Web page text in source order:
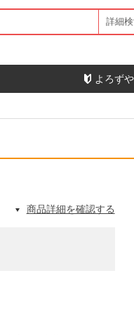
詳細
よろず
商品詳細を確認する